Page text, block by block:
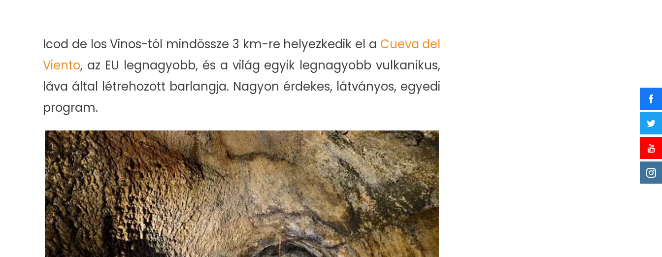
Icod de los Vinos-tól mindössze 3 km-re helyezkedik el a Cueva del
Viento, az EU legnagyobb, és a világ egyik legnagyobb vulkanikus,
láva által létrehozott barlangja. Nagyon érdekes, látványos, egyedi
program.